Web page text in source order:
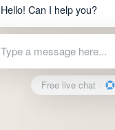
Hello! Can I help you?
Type a message here...
Free live chat ·